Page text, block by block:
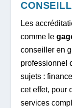
Les
comme le
conseiller en
professionnel
sujets :
cet effet, pour
services